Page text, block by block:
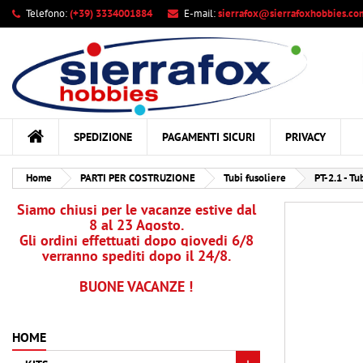
Telefono:(+39) 3334001884 E-mail:
SPEDIZIONE PAGAMENTI SICURI PRIVACY
Home PARTI PER COSTRUZIONE Tubi fusoliere PT-2.1 -
Siamo chiusi per le vacanze estive dal
8 al 23 Agosto.
Gli ordini effettuati dopo giovedi 6/8
verranno spediti dopo il 24/8.
BUONE VACANZE !
HOME